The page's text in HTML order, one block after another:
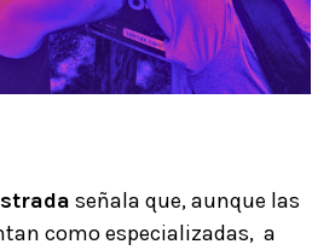
señala que, aunque las
como especializadas, a